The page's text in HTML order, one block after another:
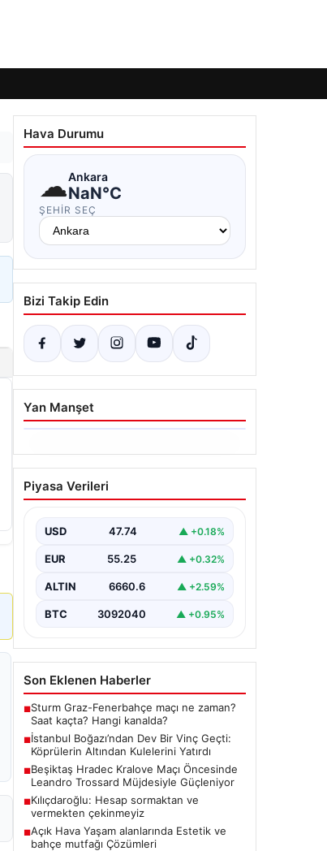
Hava Durumu
☁Ankara
NaN°C
ŞEHIR SEÇ
Bizi Takip Edin
Yan Manşet
06.08.2026
İstanbul Boğazı’ndan Dev
Bir Vinç Geçti: Köprülerin
İstanbul Boğazı'nda eşsiz bir
bölgedeki denizcilik ve altyapı
Piyasa Verileri
USD 47.74 ▲ +0.18%
EUR 55.25 ▲ +0.32%
ALTIN 6660.6 ▲ +2.59%
BTC 3092040 ▲ +0.95%
Son Eklenen Haberler
■Sturm Graz-Fenerbahçe maçı ne zaman?
Saat kaçta? Hangi kanalda?
■İstanbul Boğazı’ndan Dev Bir Vinç Geçti:
Köprülerin Altından Kulelerini Yatırdı
■Beşiktaş Hradec Kralove Maçı Öncesinde
Leandro Trossard Müjdesiyle Güçleniyor
■Kılıçdaroğlu: Hesap sormaktan ve
vermekten çekinmeyiz
■Açık Hava Yaşam alanlarında Estetik ve
bahçe mutfağı Çözümleri